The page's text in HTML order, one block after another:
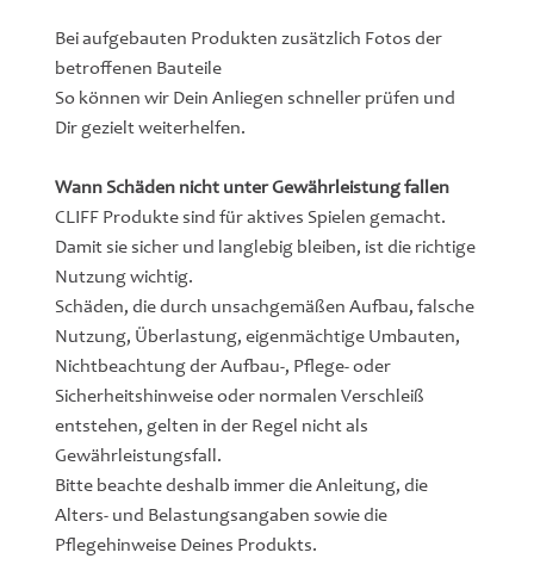
Bei aufgebauten Produkten zusätzlich Fotos der
betroffenen Bauteile
So können wir Dein Anliegen schneller prüfen und
Dir gezielt weiterhelfen.
Wann Schäden nicht unter Gewährleistung fallen
CLIFF Produkte sind für aktives Spielen gemacht.
Damit sie sicher und langlebig bleiben, ist die richtige
Nutzung wichtig.
Schäden, die durch unsachgemäßen Aufbau, falsche
Nutzung, Überlastung, eigenmächtige Umbauten,
Nichtbeachtung der Aufbau-, Pflege- oder
Sicherheitshinweise oder normalen Verschleiß
entstehen, gelten in der Regel nicht als
Gewährleistungsfall.
Bitte beachte deshalb immer die Anleitung, die
Alters- und Belastungsangaben sowie die
Pflegehinweise Deines Produkts.